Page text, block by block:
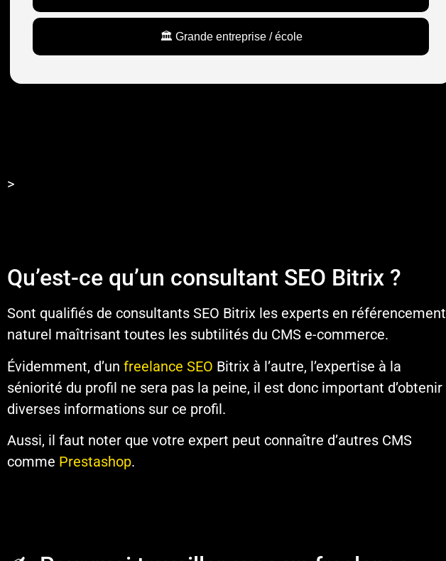
🏛️ Grande entreprise / école
>
Qu’est-ce qu’un consultant SEO Bitrix ?
Sont qualifiés de consultants SEO Bitrix les experts en référencement
naturel maîtrisant toutes les subtilités du CMS e-commerce.
Évidemment, d’un freelance SEO Bitrix à l’autre, l’expertise à la
séniorité du profil ne sera pas la peine, il est donc important d’obtenir
diverses informations sur ce profil.
Aussi, il faut noter que votre expert peut connaître d’autres CMS
comme Prestashop.